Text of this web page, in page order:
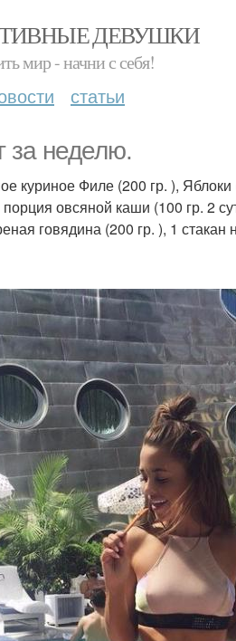
ДЕВУШКИ
мир - начни с себя!
статьи
за неделю.
куриное Филе (200 гр. ),
овсяной каши (100 гр. 2
говядина (200 гр. ), 1